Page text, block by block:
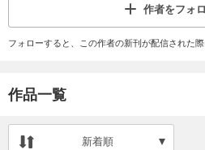
作者をフォ
フォローすると、この作者の新刊が配信された際
作品一覧
新着順